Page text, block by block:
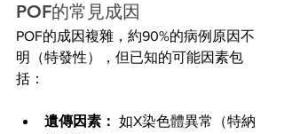
POF的常見成因
POF的成因複雜，約90%的病例原因不
明（特發性），但已知的可能因素包
括：
遺傳因素： 如X染色體異常（特納